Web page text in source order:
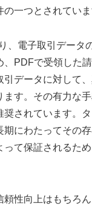
一つとされていま
、電子取引データ
、PDFで受領した
引データに対して
ます。その有力な
奨されています。
期にわたってその
って保証されるた
頼性向上はもちろ